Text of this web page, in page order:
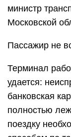
министр
Московской
Пассажир не
Терминал
удается:
банковская
полностью
поездку